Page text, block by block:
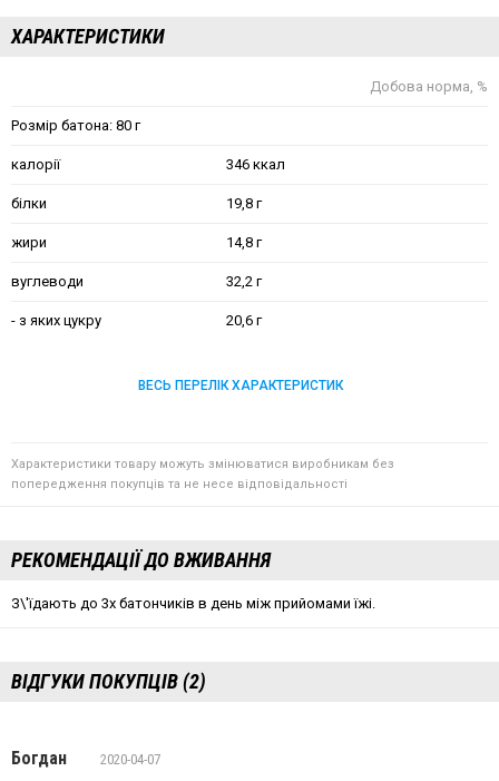
ХАРАКТЕРИСТИКИ
Добова норма, %
Розмір батона: 80 г
калорії 346 ккал
білки 19,8 г
жири 14,8 г
вуглеводи 32,2 г
- з яких цукру 20,6 г
ВЕСЬ ПЕРЕЛІК ХАРАКТЕРИСТИК
Характеристики товару можуть змінюватися виробникам без
попередження покупців та не несе відповідальності
РЕКОМЕНДАЦІЇ ДО ВЖИВАННЯ
З\'їдають до 3х батончиків в день між прийомами їжі.
ВІДГУКИ ПОКУПЦІВ (2)
Богдан
2020-04-07